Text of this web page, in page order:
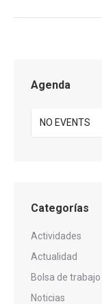
Agenda
NO EVENTS
Categorías
Actividades
Actualidad
Bolsa de trabajo
Noticias